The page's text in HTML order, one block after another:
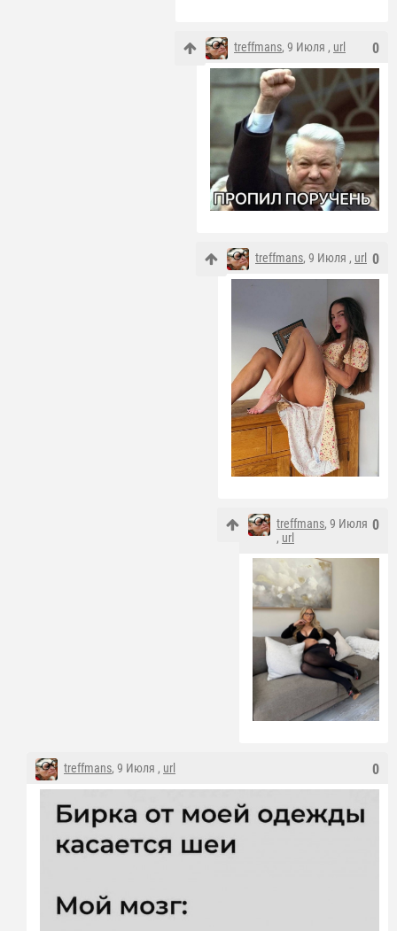
0
treffmans, 9 Июля , url
0
treffmans, 9 Июля , url
0
treffmans, 9 Июля
, url
0
treffmans, 9 Июля , url